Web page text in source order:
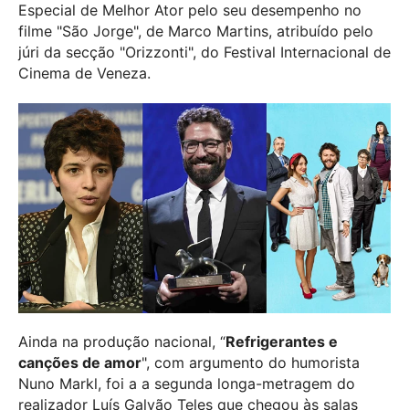
Especial de Melhor Ator pelo seu desempenho no
filme "São Jorge", de Marco Martins, atribuído pelo
júri da secção "Orizzonti", do Festival Internacional de
Cinema de Veneza.
Ainda na produção nacional, “Refrigerantes e
canções de amor", com argumento do humorista
Nuno Markl, foi a a segunda longa-metragem do
realizador Luís Galvão Teles que chegou às salas